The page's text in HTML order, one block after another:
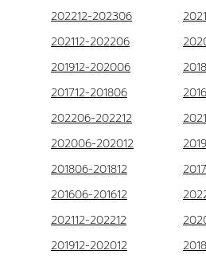
202212-202306
202112-202206
201912-202006
201712-201806
202206-202212
202006-202012
201806-201812
201606-201612
202112-202212
201912-202012